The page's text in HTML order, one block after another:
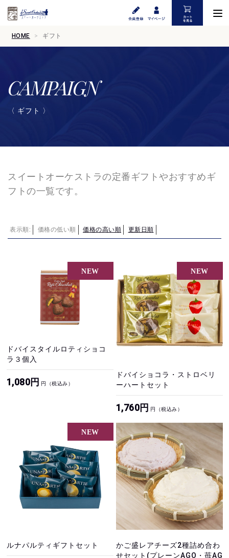
HOME ギフト
CAMPAIGN
〈 ギフト 〉
スイートオーケストラの定番ギフトやおすすめギ
フトの一覧です。
表示順: 価格の低い順 価格の高い順 更新日順
ドバイスタイルロティショコ
ラ３個入
1,080円 円（税込み）
ドバイショコラ・ストロベリ
ーハートセット
1,760円 円（税込み）
ルナパルティギフトセット
かご盛レアチーズ2種詰め合わ
せセット(プレーンAGO・苺AG